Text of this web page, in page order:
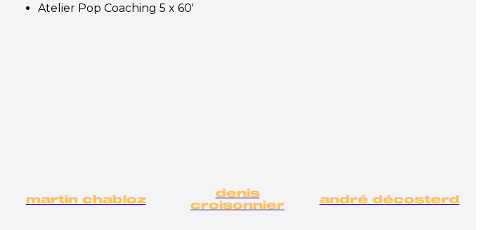
Atelier Pop Coaching 5 x 60′
martin chabloz denis
croisonnier andré décosterd